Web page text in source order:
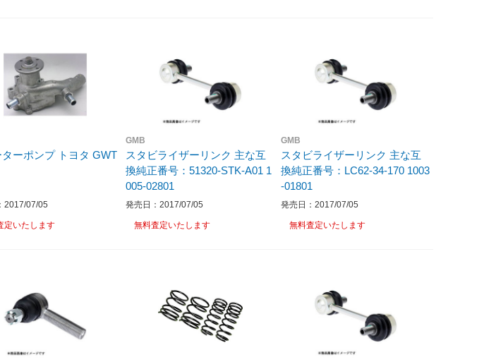
ターポンプ トヨタ GWT
2017/07/05
定いたします
GMB
スタビライザーリンク 主な互
換純正番号：51320-STK-A01 1
005-02801
発売日：2017/07/05
無料査定いたします
GMB
スタビライザーリンク 主な互
換純正番号：LC62-34-170 1003
-01801
発売日：2017/07/05
無料査定いたします